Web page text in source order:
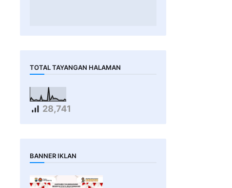
TOTAL TAYANGAN HALAMAN
28,741
BANNER IKLAN